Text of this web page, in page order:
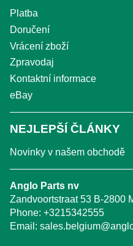
Platba
Doručení
Vrácení zboží
Zpravodaj
Kontaktní informace
eBay
NEJLEPŠÍ ČLÁNKY
Novinky v našem obchodě
Anglo Parts nv
Zandvoortstraat 53 B-2800
Phone: +3215342555
Email: